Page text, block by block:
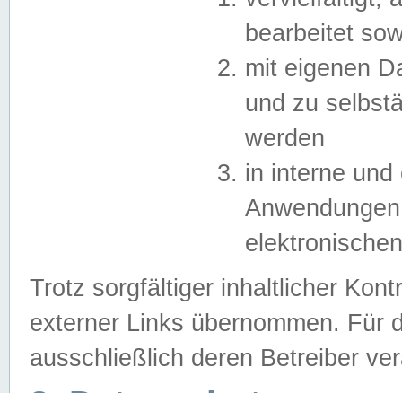
bearbeitet
mit eigenen
und zu
werden
in interne
Trotz sorgfältiger inhaltlicher
externer Links übernommen. Für
ausschließlich deren Betreiber